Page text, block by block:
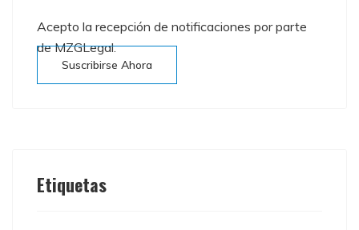
Acepto la recepción de notificaciones por parte
de MZGLegal.
Suscribirse Ahora
Etiquetas